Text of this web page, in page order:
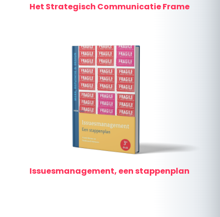
Het Strategisch Communicatie Frame
Issuesmanagement, een stappenplan